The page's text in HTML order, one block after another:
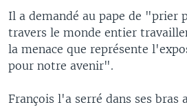
Il a demandé au pape de "prier
travers le monde entier
la menace que représente
pour notre avenir".
François l'a serré dans ses bras